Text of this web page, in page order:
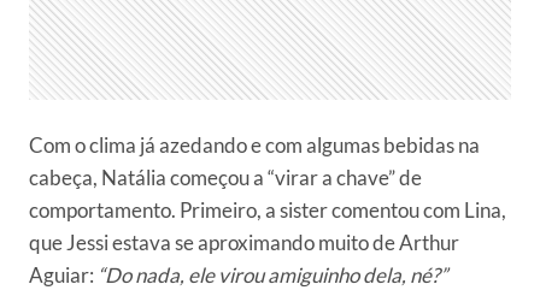
Com o clima já azedando e com algumas bebidas na
cabeça, Natália começou a “virar a chave” de
comportamento. Primeiro, a sister comentou com Lina,
que Jessi estava se aproximando muito de Arthur
Aguiar: “Do nada, ele virou amiguinho dela, né?”